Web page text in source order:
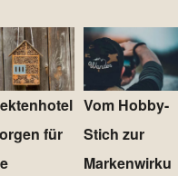
für
Vom Hobby-
Stich zur
Markenwirku